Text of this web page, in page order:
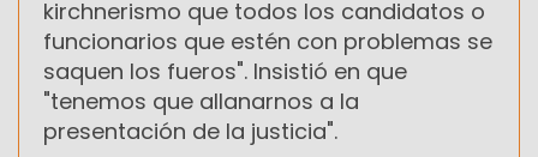
kirchnerismo que todos los candidatos o
funcionarios que estén con problemas se
saquen los fueros". Insistió en que
"tenemos que allanarnos a la
presentación de la justicia".